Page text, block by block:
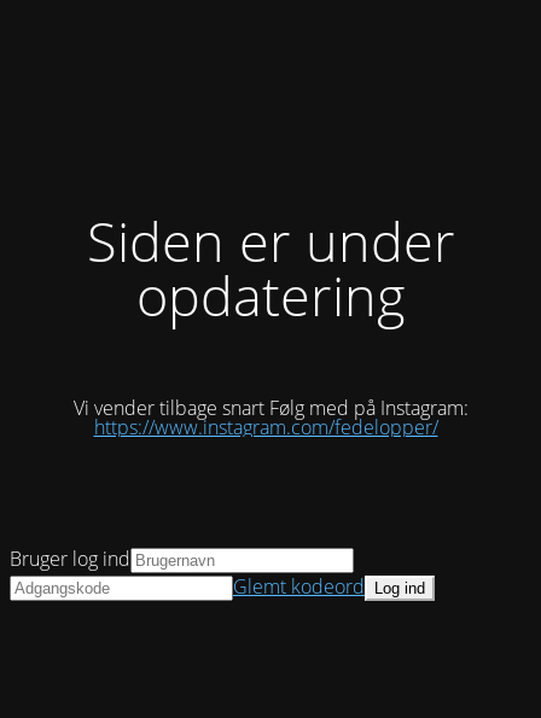
Siden er under
opdatering
Vi vender tilbage snart Følg med på Instagram:
https://www.instagram.com/fedelopper/
Bruger log ind
Glemt kodeord